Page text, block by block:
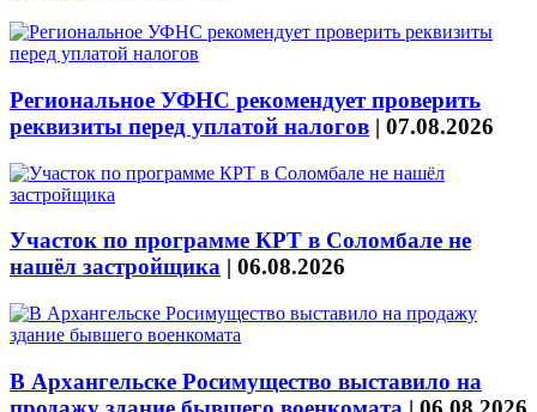
Региональное УФНС рекомендует проверить
реквизиты перед уплатой налогов | 07.08.2026
Участок по программе КРТ в Соломбале не
нашёл застройщика | 06.08.2026
В Архангельске Росимущество выставило на